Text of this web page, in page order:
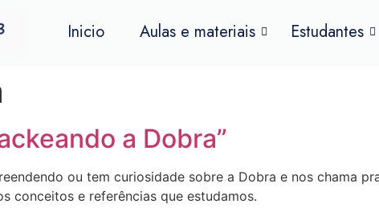
Inicio Aulas e materiais Estudantes
a Dobra”
ou tem curiosidade sobre a Dobra e nos chama
conceitos e referências que estudamos.